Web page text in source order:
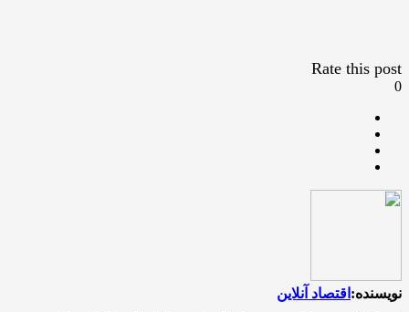
Rate this post
0
نویسنده: اقتصاد آنلاین